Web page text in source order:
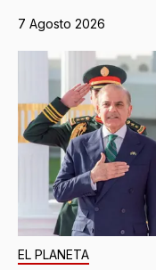
7 Agosto 2026
EL PLANETA